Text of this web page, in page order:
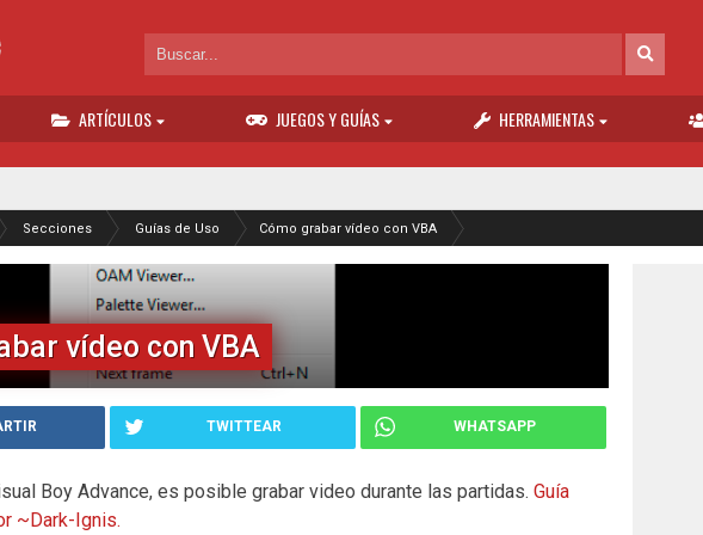
ARTÍCULOS JUEGOS Y GUÍAS HERRAMIENTAS
Secciones Guías de Uso Cómo grabar vídeo con VBA
vídeo con VBA
TWITTEAR WHATSAPP
Boy Advance, es posible grabar video durante las partidas. Guía
~Dark-Ignis.